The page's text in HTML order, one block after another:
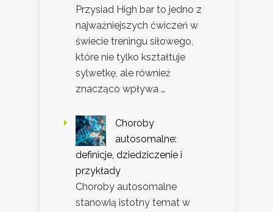
Przysiad High bar to jedno z
najważniejszych ćwiczeń w
świecie treningu siłowego,
które nie tylko kształtuje
sylwetkę, ale również
znacząco wpływa …
Choroby
autosomalne:
definicje, dziedziczenie i
przykłady
Choroby autosomalne
stanowią istotny temat w